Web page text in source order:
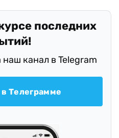
последних
канал в Telegram
Телеграмме